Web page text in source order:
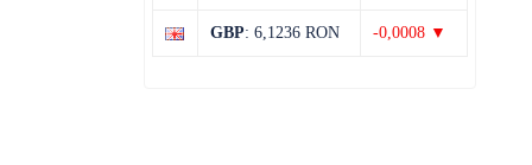
GBP: 6,1236 RON -0,0008 ▼